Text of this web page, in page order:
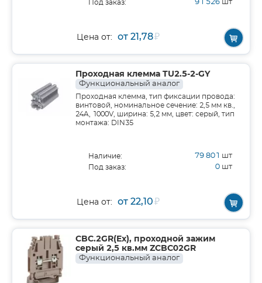
Под заказ: 91 526 шт
Цена от: от 21,78₽
Проходная клемма TU2.5-2-GY
Функциональный аналог
Проходная клемма, тип фиксации провода:
винтовой, номинальное сечение: 2,5 мм кв.,
24A, 1000V, ширина: 5,2 мм, цвет: серый, тип
монтажа: DIN35
Наличие: 79 801 шт
Под заказ: 0 шт
Цена от: от 22,10₽
CBC.2GR(Ex), проходной зажим
серый 2,5 кв.мм ZCBC02GR
Функциональный аналог